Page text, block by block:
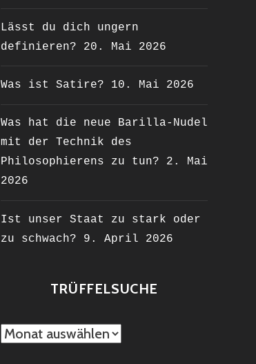
Lässt du dich ungern
definieren?
20. Mai 2026
Was ist Satire? 10. Mai 2026
Was hat die neue Barilla-Nudel
mit der Technik des
Philosophierens zu tun?
2. Mai
2026
Ist unser Staat zu stark oder
zu schwach?
9. April 2026
TRÜFFELSUCHE
TRÜFFELSUCHE